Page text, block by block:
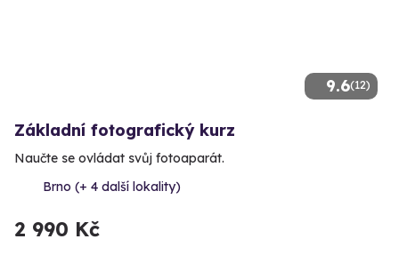
9.6(12)
Základní fotografický kurz
Naučte se ovládat svůj fotoaparát.
Brno (+ 4 další lokality)
2 990 Kč